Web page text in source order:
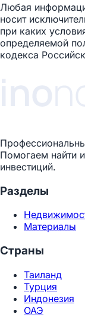
Любая
носит
при каких
определяемой
кодекса
Помогаем найти
инвестиций.
Разделы
Материалы
Страны
Таиланд
Турция
Индонезия
ОАЭ